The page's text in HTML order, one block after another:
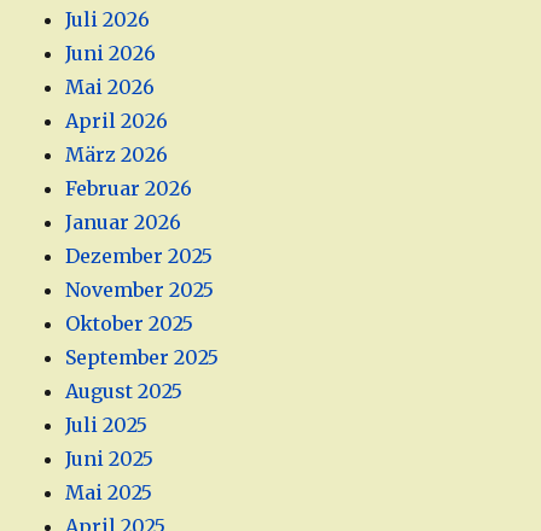
Juli 2026
Juni 2026
Mai 2026
April 2026
März 2026
Februar 2026
Januar 2026
Dezember 2025
November 2025
Oktober 2025
September 2025
August 2025
Juli 2025
Juni 2025
Mai 2025